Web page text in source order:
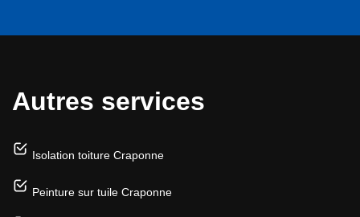
Autres services
Isolation toiture Craponne
Peinture sur tuile Craponne